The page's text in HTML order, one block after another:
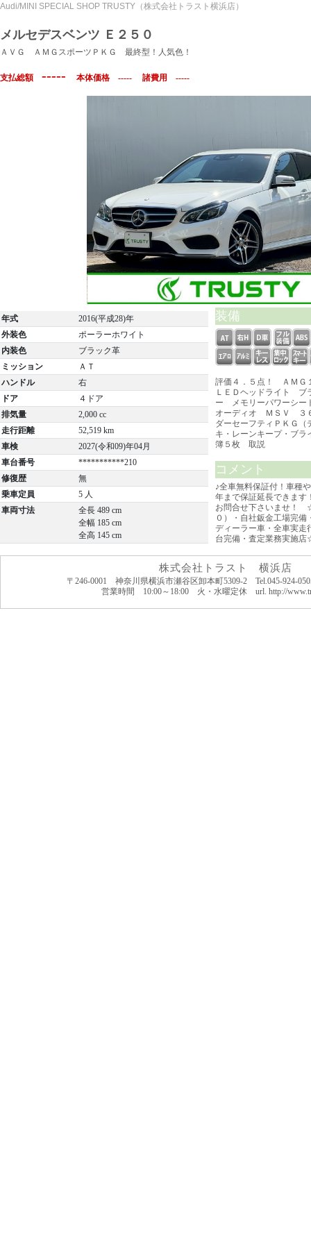
Audi/MINI SPECIAL SHOP TRUSTY（株式会社トラスト横浜店）
メルセデスベンツ Ｅ２５０
ＡＶＧ ＡＭＧスポーツＰＫＧ 最終型！人気色！
支払総額 ----- 本体価格 ----- 諸費用 -----
年式
2016(平成28)年
外装色
ポーラーホワイト
内装色
ブラック革
ミッション
ＡＴ
ハンドル
右
ドア
４ドア
排気量
2,000 cc
走行距離
52,519 km
車検
2027(令和09)年04月
車台番号
***********210
修復歴
無
乗車定員
5 人
車両寸法
全長 489 cm
全幅 185 cm
全高 145 cm
装備
評価４．５点！ ＡＭ
ＬＥＤヘッドライト ブ
ー メモリーパワーシ
オーディオ ＭＳＶ ３
ダーセーフティＰＫＧ（
キ・レーンキープ・ブ
簿５枚 取説
コメント
♪全車無料保証付！車種
年まで保証延長できます
お問合せ下さいませ！
０）・自社鈑金工場完
ディーラー車・全車実走
台完備・査定業務実施
株式会社トラスト 横浜店
〒246-0001 神奈川県横浜市瀬谷区卸本町5309-2 Tel.045-924-
営業時間 10:00～18:00 火・水曜定休 url. http://